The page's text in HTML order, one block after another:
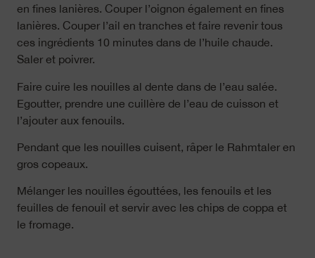
en fines lanières. Couper l’oignon également en fines
lanières. Couper l’ail en tranches et faire revenir tous
ces ingrédients 10 minutes dans de l’huile chaude.
Saler et poivrer.
Faire cuire les nouilles al dente dans de l’eau salée.
Egoutter, prendre une cuillère de l’eau de cuisson et
l’ajouter aux fenouils.
Pendant que les nouilles cuisent, râper le Rahmtaler en
gros copeaux.
Mélanger les nouilles égouttées, les fenouils et les
feuilles de fenouil et servir avec les chips de coppa et
le fromage.